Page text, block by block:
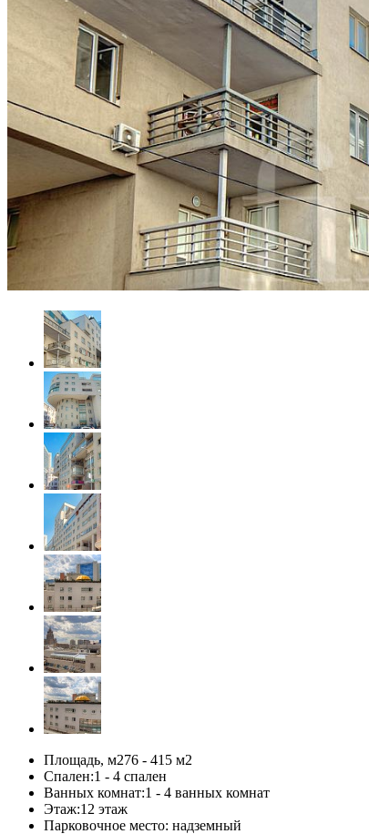
Площадь, м276 - 415 м2
Спален:1 - 4 спален
Ванных комнат:1 - 4 ванных комнат
Этаж:12 этаж
Парковочное место: надземный